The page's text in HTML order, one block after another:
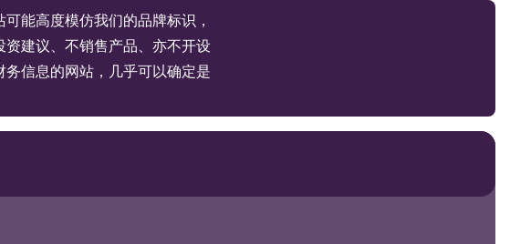
能高度模仿我们的品牌标识，
建议、不销售产品、亦不开设
信息的网站，几乎可以确定是